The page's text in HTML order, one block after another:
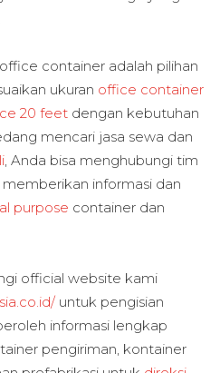
container adalah pilihan
ukuran office container
20 feet dengan kebutuhan
mencari jasa sewa dan
, Anda bisa menghubungi tim
informasi dan
purpose container dan
official website kami
untuk pengisian
informasi lengkap
pengiriman, kontainer